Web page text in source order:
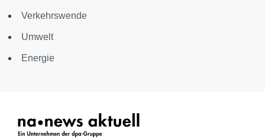
Verkehrswende
Umwelt
Energie